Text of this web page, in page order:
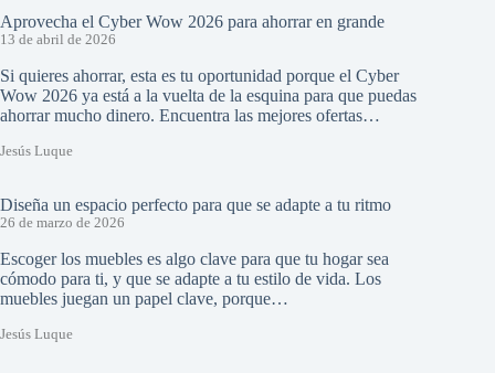
Aprovecha el Cyber Wow 2026 para ahorrar en grande
13 de abril de 2026
Si quieres ahorrar, esta es tu oportunidad porque el Cyber
Wow 2026 ya está a la vuelta de la esquina para que puedas
ahorrar mucho dinero. Encuentra las mejores ofertas…
Jesús Luque
Diseña un espacio perfecto para que se adapte a tu ritmo
26 de marzo de 2026
Escoger los muebles es algo clave para que tu hogar sea
cómodo para ti, y que se adapte a tu estilo de vida. Los
muebles juegan un papel clave, porque…
Jesús Luque